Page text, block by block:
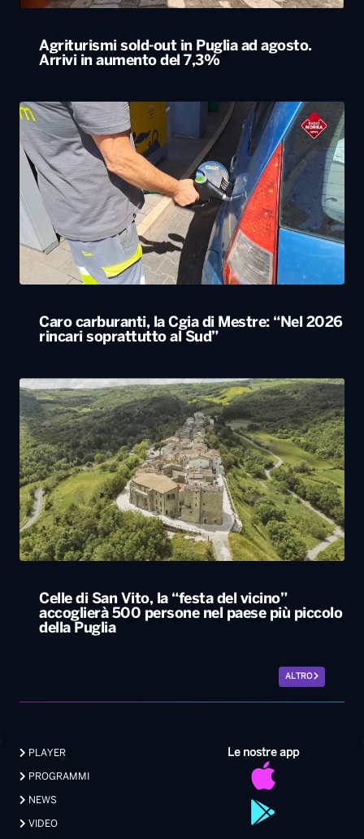
Agriturismi sold-out in Puglia ad agosto.
Arrivi in aumento del 7,3%
Caro carburanti, la Cgia di Mestre: “Nel 2026
rincari soprattutto al Sud”
Celle di San Vito, la “festa del vicino”
accoglierà 500 persone nel paese più piccolo
della Puglia
ALTRO
Le nostre app
PLAYER
PROGRAMMI
NEWS
VIDEO